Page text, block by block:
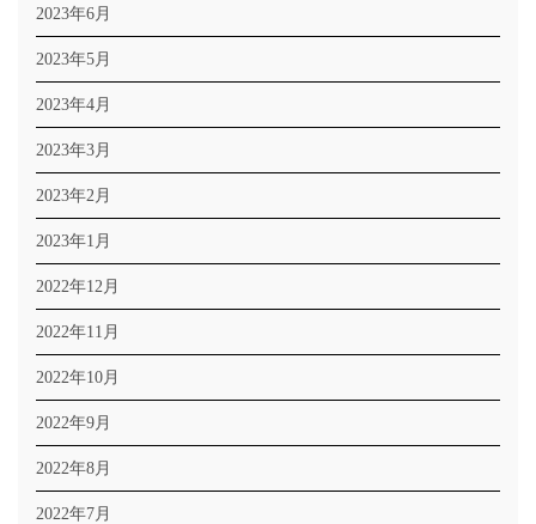
2023年6月
2023年5月
2023年4月
2023年3月
2023年2月
2023年1月
2022年12月
2022年11月
2022年10月
2022年9月
2022年8月
2022年7月